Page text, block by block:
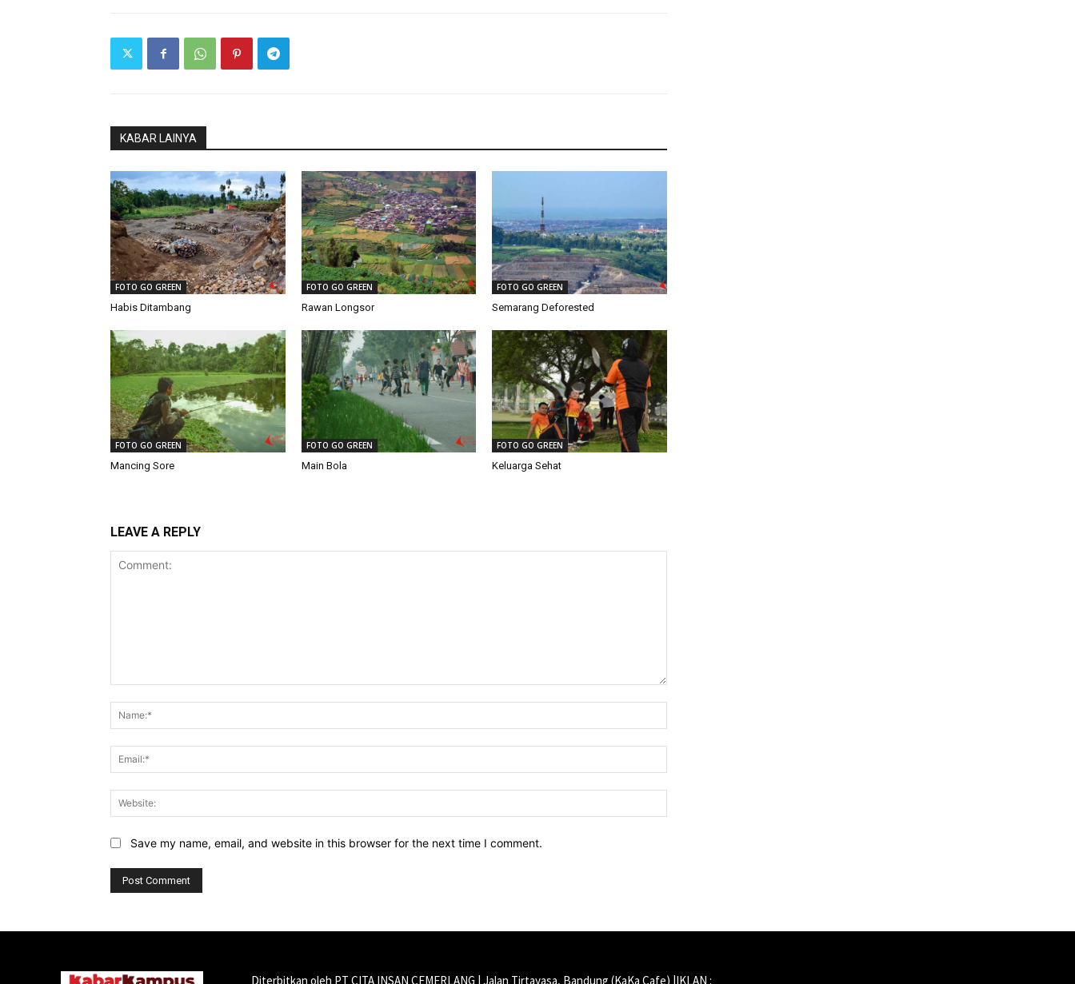
KABAR LAINYA
FOTO GO GREEN
Habis Ditambang
FOTO GO GREEN
Rawan Longsor
FOTO GO GREEN
Semarang Deforested
FOTO GO GREEN
Mancing Sore
FOTO GO GREEN
Main Bola
FOTO GO GREEN
Keluarga Sehat
LEAVE A REPLY
Save my name, email, and website in this browser for the next time I comment.
Diterbitkan oleh PT CITA INSAN CEMERLANG | Jalan Tirtayasa, Bandung (KaKa Cafe) |IKLAN :